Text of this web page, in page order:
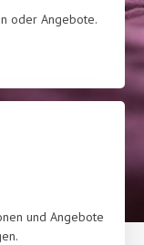
oder Angebote.
und Angebote